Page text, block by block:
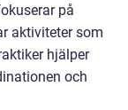
på
aktiviteter som
hjälper
och